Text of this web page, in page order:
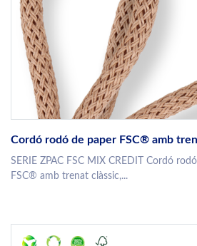
Cordó rodó de paper FSC® amb
SERIE ZPAC FSC MIX CREDIT Cordó
FSC® amb trenat clàssic,...